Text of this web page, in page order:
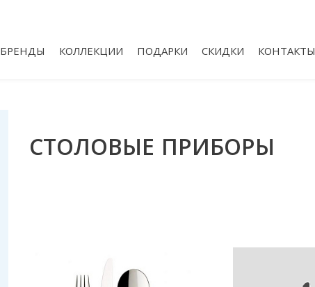
БРЕНДЫ КОЛЛЕКЦИИ ПОДАРКИ СКИДКИ КОНТАКТЫ
СТОЛОВЫЕ ПРИБОРЫ